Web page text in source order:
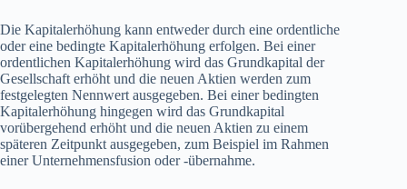
Die Kapitalerhöhung kann entweder durch eine ordentliche
oder eine bedingte Kapitalerhöhung erfolgen. Bei einer
ordentlichen Kapitalerhöhung wird das Grundkapital der
Gesellschaft erhöht und die neuen Aktien werden zum
festgelegten Nennwert ausgegeben. Bei einer bedingten
Kapitalerhöhung hingegen wird das Grundkapital
vorübergehend erhöht und die neuen Aktien zu einem
späteren Zeitpunkt ausgegeben, zum Beispiel im Rahmen
einer Unternehmensfusion oder -übernahme.